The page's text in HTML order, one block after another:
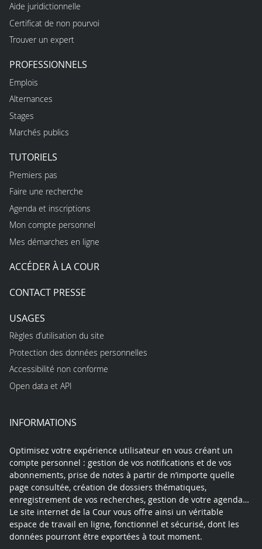
Aide juridictionnelle
Certificat de non pourvoi
Trouver un expert
PROFESSIONNELS
Emplois
Alternances
Stages
Marchés publics
TUTORIELS
Premiers pas
Faire une recherche
Agenda et inscriptions
Mon compte personnel
Mes démarches en ligne
ACCÉDER À LA COUR
CONTACT PRESSE
USAGES
Règles d’utilisation du site
Protection des données personnelles
Accessibilité non conforme
Open data et API
INFORMATIONS
Optimisez votre expérience utilisateur en vous créant un
compte personnel : gestion de vos notifications et de vos
abonnements, prise de notes à partir de n’importe quelle
page consultée, création de dossiers thématiques,
enregistrement de vos recherches, gestion de votre agenda…
Le site internet de la Cour vous offre ainsi un véritable
espace de travail en ligne, fonctionnel et sécurisé, dont les
données pourront être exportées à tout moment.